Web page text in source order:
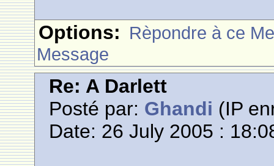
Options: Rèpondre à ce
Message
Re: A Darlett
Posté par: Ghandi (IP
Date: 26 July 2005 :